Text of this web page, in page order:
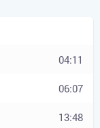
04:11
06:07
13:48